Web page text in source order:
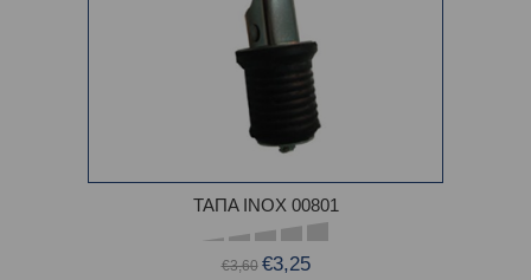
ΤΑΠΑ INOX 00801
€3,60 €3,25